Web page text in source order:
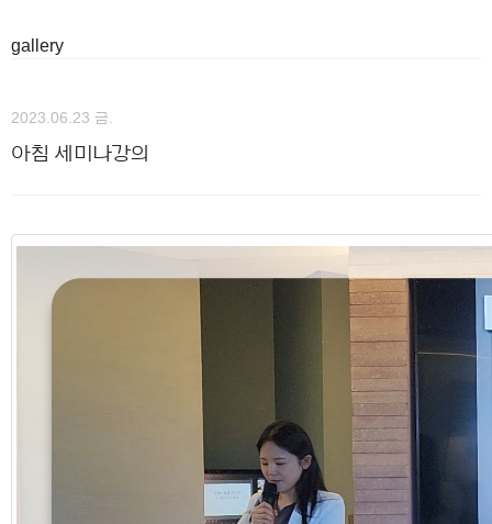
gallery
2023.06.23 금.
아침 세미나강의